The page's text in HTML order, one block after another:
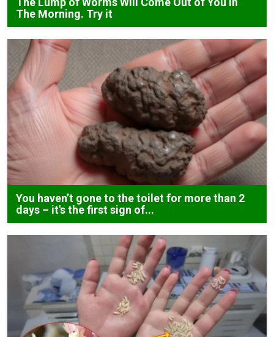
The Morning. Try it
You haven’t gone to the toilet for more than 2
days – it's the first sign of...